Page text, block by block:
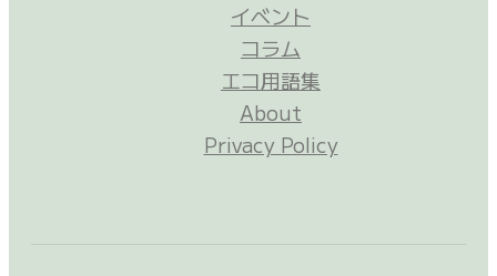
イベント
コラム
エコ用語集
About
Privacy Policy